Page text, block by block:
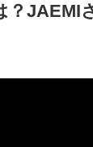
？JAEMI